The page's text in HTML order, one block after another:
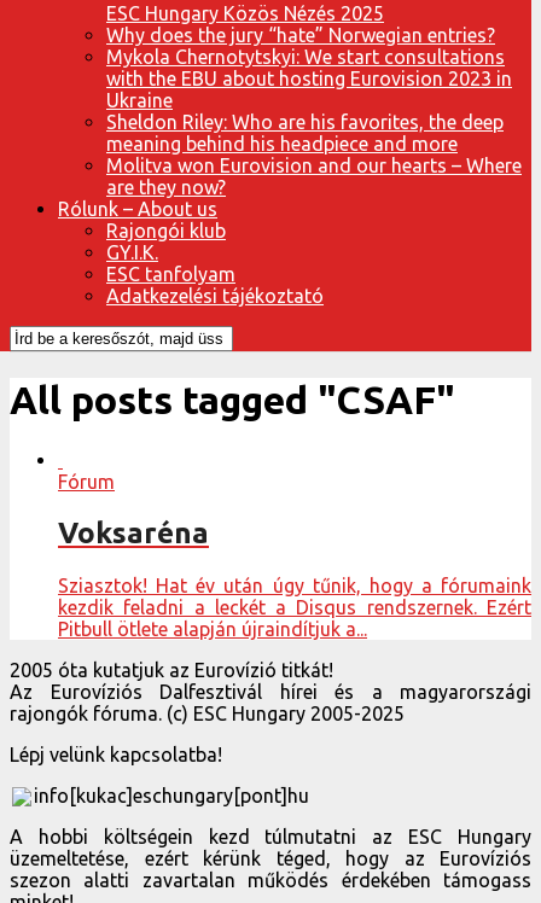
ESC Hungary Közös Nézés 2025
Why does the jury “hate” Norwegian entries?
Mykola Chernotytskyi: We start consultations
with the EBU about hosting Eurovision 2023 in
Ukraine
Sheldon Riley: Who are his favorites, the deep
meaning behind his headpiece and more
Molitva won Eurovision and our hearts – Where
are they now?
Rólunk – About us
Rajongói klub
GY.I.K.
ESC tanfolyam
Adatkezelési tájékoztató
All posts tagged "CSAF"
Fórum
Voksaréna
Sziasztok! Hat év után úgy tűnik, hogy a fórumaink
kezdik feladni a leckét a Disqus rendszernek. Ezért
Pitbull ötlete alapján újraindítjuk a...
2005 óta kutatjuk az Eurovízió titkát!
Az Eurovíziós Dalfesztivál hírei és a magyarországi
rajongók fóruma. (c) ESC Hungary 2005-2025
Lépj velünk kapcsolatba!
info[kukac]eschungary[pont]hu
A hobbi költségein kezd túlmutatni az ESC Hungary
üzemeltetése, ezért kérünk téged, hogy az Eurovíziós
szezon alatti zavartalan működés érdekében támogass